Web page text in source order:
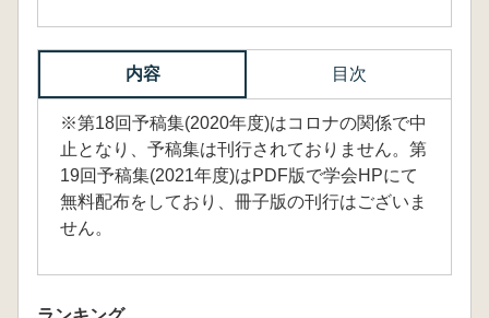
内容 目次
※第18回予稿集(2020年度)はコロナの関係で中
止となり、予稿集は刊行されておりません。第
19回予稿集(2021年度)はPDF版で学会HPにて
無料配布をしており、冊子版の刊行はございま
せん。